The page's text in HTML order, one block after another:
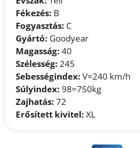
Fékezés: B
Fogyasztás: C
Gyártó: Goodyear
Magasság: 40
Szélesség: 245
Sebességindex: V=240 km/h
Súlyindex: 98=750kg
Zajhatás: 72
Erősített kivitel: XL